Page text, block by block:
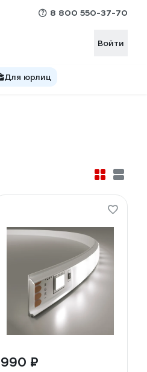
8 800 550-37-70
Войти
Для юрлиц
990 ₽